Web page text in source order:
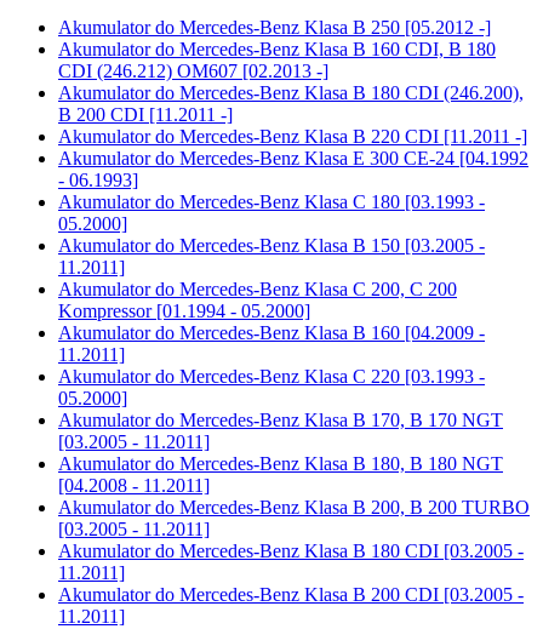
Akumulator do Mercedes-Benz Klasa B 250 [05.2012 -]
Akumulator do Mercedes-Benz Klasa B 160 CDI, B 180
CDI (246.212) OM607 [02.2013 -]
Akumulator do Mercedes-Benz Klasa B 180 CDI (246.200),
B 200 CDI [11.2011 -]
Akumulator do Mercedes-Benz Klasa B 220 CDI [11.2011 -]
Akumulator do Mercedes-Benz Klasa E 300 CE-24 [04.1992
- 06.1993]
Akumulator do Mercedes-Benz Klasa C 180 [03.1993 -
05.2000]
Akumulator do Mercedes-Benz Klasa B 150 [03.2005 -
11.2011]
Akumulator do Mercedes-Benz Klasa C 200, C 200
Kompressor [01.1994 - 05.2000]
Akumulator do Mercedes-Benz Klasa B 160 [04.2009 -
11.2011]
Akumulator do Mercedes-Benz Klasa C 220 [03.1993 -
05.2000]
Akumulator do Mercedes-Benz Klasa B 170, B 170 NGT
[03.2005 - 11.2011]
Akumulator do Mercedes-Benz Klasa B 180, B 180 NGT
[04.2008 - 11.2011]
Akumulator do Mercedes-Benz Klasa B 200, B 200 TURBO
[03.2005 - 11.2011]
Akumulator do Mercedes-Benz Klasa B 180 CDI [03.2005 -
11.2011]
Akumulator do Mercedes-Benz Klasa B 200 CDI [03.2005 -
11.2011]